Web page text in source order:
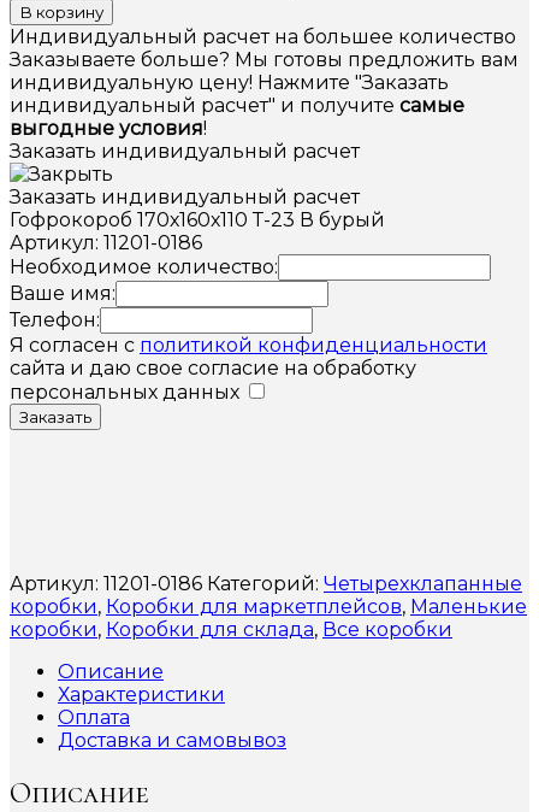
В корзину
Индивидуальный расчет на большее количество
Заказываете больше? Мы готовы предложить вам
индивидуальную цену! Нажмите "Заказать
индивидуальный расчет" и получите самые
выгодные условия!
Заказать индивидуальный расчет
Заказать индивидуальный расчет
Гофрокороб 170х160х110 Т-23 В бурый
Артикул: 11201-0186
Необходимое количество:
Ваше имя:
Телефон:
Я согласен с политикой конфиденциальности
сайта и даю свое согласие на обработку
персональных данных
Заказать
Артикул: 11201-0186 Категорий: Четырехклапанные
коробки, Коробки для маркетплейсов, Маленькие
коробки, Коробки для склада, Все коробки
Описание
Характеристики
Оплата
Доставка и самовывоз
Описание